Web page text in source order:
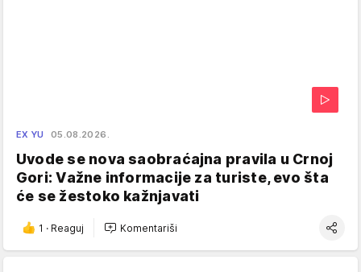
EX YU 05.08.2026.
Uvode se nova saobraćajna pravila u Crnoj
Gori: Važne informacije za turiste, evo šta
će se žestoko kažnjavati
1 · Reaguj Komentariši